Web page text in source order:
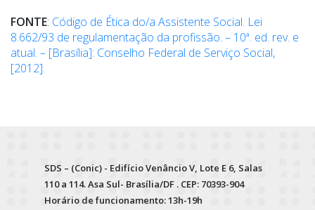
FONTE: Código de Ética do/a Assistente Social. Lei
8.662/93 de regulamentação da profissão. – 10ª. ed. rev. e
atual. – [Brasília]: Conselho Federal de Serviço Social,
[2012].
SDS – (Conic) - Edifício Venâncio V, Lote E 6, Salas
110 a 114. Asa Sul- Brasília/DF . CEP: 70393-904
Horário de funcionamento: 13h-19h